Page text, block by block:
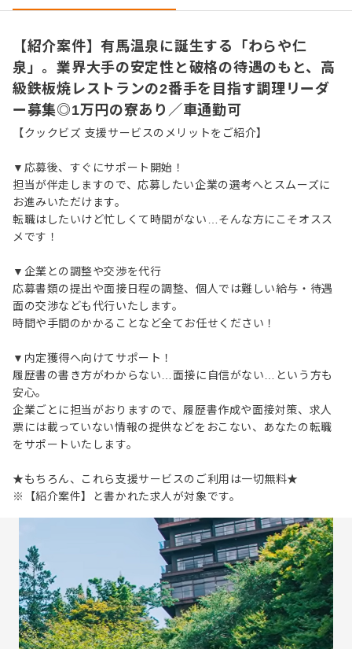
【紹介案件】有馬温泉に誕生する「わらや仁
泉」。業界大手の安定性と破格の待遇のもと、高
級鉄板焼レストランの2番手を目指す調理リーダ
ー募集◎1万円の寮あり／車通勤可
【クックビズ 支援サービスのメリットをご紹介】
▼応募後、すぐにサポート開始！
担当が伴走しますので、応募したい企業の選考へとスムーズに
お進みいただけます。
転職はしたいけど忙しくて時間がない…そんな方にこそオスス
メです！
▼企業との調整や交渉を代行
応募書類の提出や面接日程の調整、個人では難しい給与・待遇
面の交渉なども代行いたします。
時間や手間のかかることなど全てお任せください！
▼内定獲得へ向けてサポート！
履歴書の書き方がわからない…面接に自信がない…という方も
安心。
企業ごとに担当がおりますので、履歴書作成や面接対策、求人
票には載っていない情報の提供などをおこない、あなたの転職
をサポートいたします。
★もちろん、これら支援サービスのご利用は一切無料★
※【紹介案件】と書かれた求人が対象です。